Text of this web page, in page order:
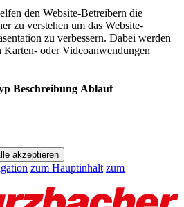
den Website-Betreibern die
zu verstehen um das Website-
zu verbessern. Dabei werden
oder Videoanwendungen
Beschreibung Ablauf
akzeptieren
zum Hauptinhalt zum